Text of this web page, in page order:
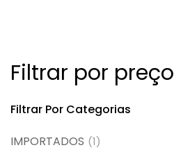
Filtrar por preço
Filtrar Por Categorias
IMPORTADOS (1)